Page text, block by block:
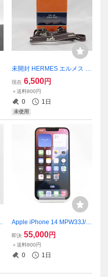
未開封 HERMES エルメス E
au de citron noir オードゥシ
トロンノワール ハンド＆ボ
ディ クレンジングジェル 30
0ml 現状品 2603-N0136M(N
T)
現在 6,500円
＋送料800円
0 1日
未使用
Apple iPhone 14 MPW33J/A
256GB スターライト SIMロ
ックなし BT84％ A2881 初期
化済 au ○ アイフォン スマホ
現状品 2512-K0145M(NT)
即決 55,000円
＋送料800円
0 1日